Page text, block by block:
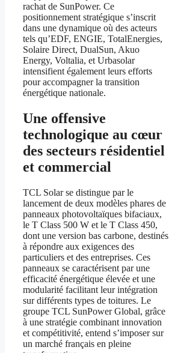
rachat de SunPower. Ce
positionnement stratégique s’inscrit
dans une dynamique où des acteurs
tels qu’EDF, ENGIE, TotalEnergies,
Solaire Direct, DualSun, Akuo
Energy, Voltalia, et Urbasolar
intensifient également leurs efforts
pour accompagner la transition
énergétique nationale.
Une offensive
technologique au cœur
des secteurs résidentiel
et commercial
TCL Solar se distingue par le
lancement de deux modèles phares de
panneaux photovoltaïques bifaciaux,
le T Class 500 W et le T Class 450,
dont une version bas carbone, destinés
à répondre aux exigences des
particuliers et des entreprises. Ces
panneaux se caractérisent par une
efficacité énergétique élevée et une
modularité facilitant leur intégration
sur différents types de toitures. Le
groupe TCL SunPower Global, grâce
à une stratégie combinant innovation
et compétitivité, entend s’imposer sur
un marché français en pleine